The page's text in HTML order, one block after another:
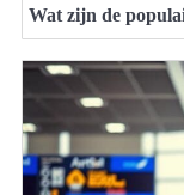
Wat zijn de